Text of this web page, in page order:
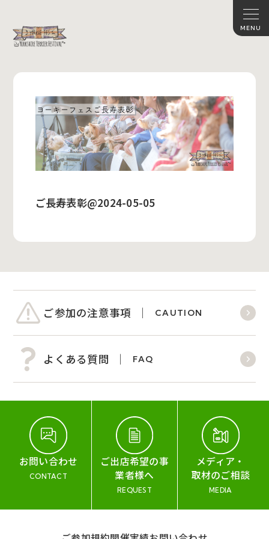
ご長寿表彰@2024-05-05
ご参加の注意事項 CAUTION
よくある質問 FAQ
お問い合わせ
CONTACT
ご出店希望の事
業者様へ
REQUEST
メディア・
取材のご相談
MEDIA